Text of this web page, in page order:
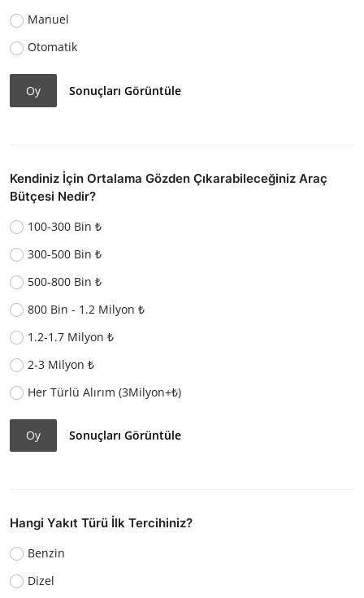
Manuel
Otomatik
Oy Sonuçları Görüntüle
Kendiniz İçin Ortalama Gözden Çıkarabileceğiniz Araç
Bütçesi Nedir?
100-300 Bin ₺
300-500 Bin ₺
500-800 Bin ₺
800 Bin - 1.2 Milyon ₺
1.2-1.7 Milyon ₺
2-3 Milyon ₺
Her Türlü Alırım (3Milyon+₺)
Oy Sonuçları Görüntüle
Hangi Yakıt Türü İlk Tercihiniz?
Benzin
Dizel